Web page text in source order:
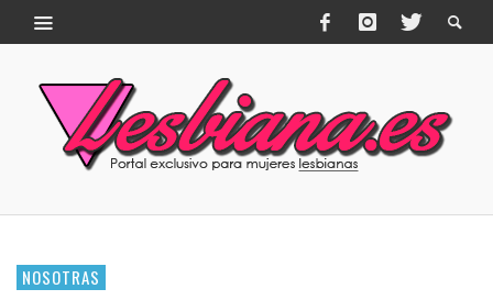
NOSOTRAS